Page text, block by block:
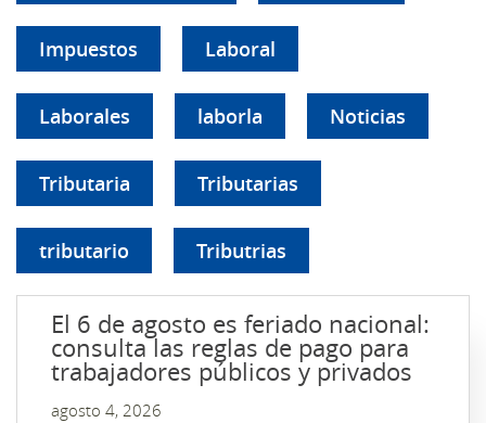
Impuestos Laboral
Laborales laborla Noticias
Tributaria Tributarias
tributario Tributrias
El 6 de agosto es feriado nacional:
consulta las reglas de pago para
trabajadores públicos y privados
agosto 4, 2026